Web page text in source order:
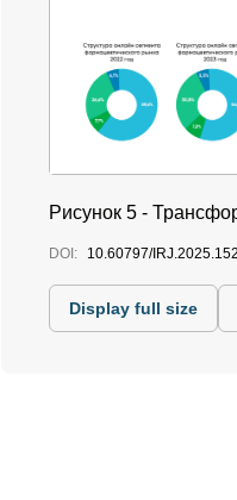
Рисунок 5 -
DOI: 10.60797/
Display full size